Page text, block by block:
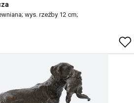
wys. rzeźby 12 cm;